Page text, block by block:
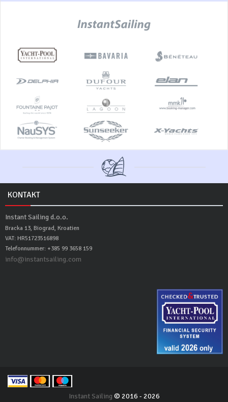
KONTAKT
Instant Sailing d.o.o.
Bracka 13, Biograd, Kroatien
VAT: HR51723516898
Telefonnummer: +385 99 3658 159
info@instantsailing.com
Instant Sailing © 2016 - 2026